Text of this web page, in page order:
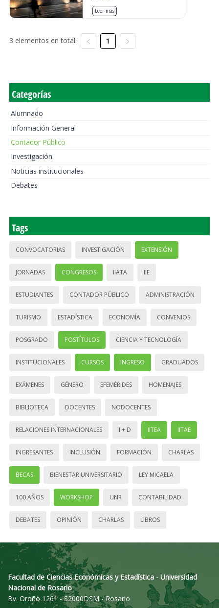
Leer más
3 elementos en total: 1
Categorías
Alumnado
Información General
Contador Público
Investigación
Noticias institucionales
Debates
Tags
CONVOCATORIAS INVESTIGACIÓN EXTENSIÓN
JORNADAS CONGRESOS IIATA IIE
ESTUDIANTES CONTADOR PÚBLICO ADMINISTRACIÓN
TURISMO ESTADÍSTICA ECONOMÍA CONVENIOS
POSGRADO POSTÍTULOS CIENCIA Y TECNOLOGÍA
INSTITUCIONALES CURSOS INGRESO GRADUADOS
EXÁMENES GÉNERO EFEMÉRIDES HOMENAJES
BIBLIOTECA DOCENTES NODOCENTES
RELACIONES INTERNACIONALES I + D IITEA IITAE
INGRESANTES INCLUSIÓN FORMACIÓN CHARLAS
BECAS BIENESTAR UNIVERSITARIO LEY MICAELA
100 AÑOS WORKSHOP UNR CONTABILIDAD
DEBATES OPINIÓN CHARLAS LIBROS
Facultad de Ciencias Económicas y Estadística - Universidad
Nacional de Rosario
Bv. Oroño 1261 - S2000DSM - Rosario